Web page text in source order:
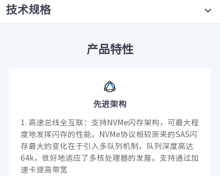
技术规格
产品特性
先进架构
1. 高速总线全互联：支持NVMe闪存架构，可最大程
度地发挥闪存的性能。NVMe协议相较原来的SAS闪
存最大的变化在于引入多队列机制，队列深度高达
64k，很好地适应了多核处理器的发展。支持通过加
速卡提高带宽